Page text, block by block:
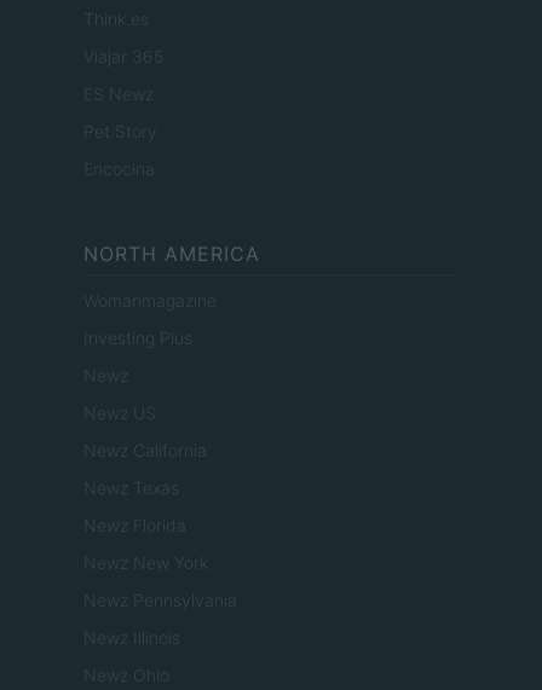
Think.es
Viajar 365
ES Newz
Pet Story
Encocina
NORTH AMERICA
Womanmagazine
Investing Plus
Newz
Newz US
Newz California
Newz Texas
Newz Florida
Newz New York
Newz Pennsylvania
Newz Illinois
Newz Ohio